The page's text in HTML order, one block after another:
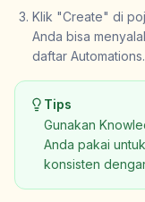
Klik "Create" di
Anda bisa
daftar Automations.
Tips
Gunakan
Anda pakai
konsisten